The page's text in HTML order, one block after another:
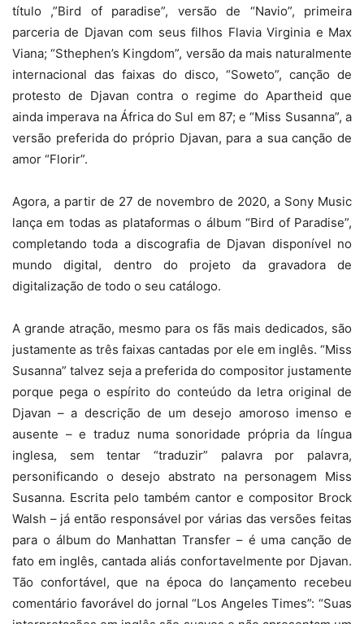
título ,”Bird of paradise”, versão de “Navio”, primeira
parceria de Djavan com seus filhos Flavia Virginia e Max
Viana; “Sthephen’s Kingdom”, versão da mais naturalmente
internacional das faixas do disco, “Soweto”, canção de
protesto de Djavan contra o regime do Apartheid que
ainda imperava na África do Sul em 87; e “Miss Susanna”, a
versão preferida do próprio Djavan, para a sua canção de
amor “Florir”.
Agora, a partir de 27 de novembro de 2020, a Sony Music
lança em todas as plataformas o álbum “Bird of Paradise”,
completando toda a discografia de Djavan disponível no
mundo digital, dentro do projeto da gravadora de
digitalização de todo o seu catálogo.
A grande atração, mesmo para os fãs mais dedicados, são
justamente as três faixas cantadas por ele em inglês. “Miss
Susanna” talvez seja a preferida do compositor justamente
porque pega o espírito do conteúdo da letra original de
Djavan – a descrição de um desejo amoroso imenso e
ausente – e traduz numa sonoridade própria da língua
inglesa, sem tentar “traduzir” palavra por palavra,
personificando o desejo abstrato na personagem Miss
Susanna. Escrita pelo também cantor e compositor Brock
Walsh – já então responsável por várias das versões feitas
para o álbum do Manhattan Transfer – é uma canção de
fato em inglês, cantada aliás confortavelmente por Djavan.
Tão confortável, que na época do lançamento recebeu
comentário favorável do jornal “Los Angeles Times”: “Suas